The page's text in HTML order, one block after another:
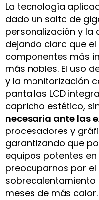
La tecnología
dado un salto de
personalización y la
dejando claro que
componentes más
más nobles. El uso
y la monitorización
pantallas LCD
capricho estético,
necesaria ante las
procesadores y
garantizando que
equipos potentes
preocuparnos por el
sobrecalentamiento
meses de más calor.